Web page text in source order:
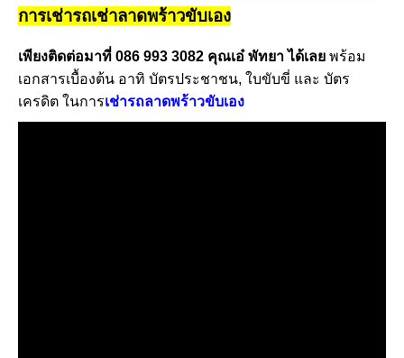
การเช่ารถเช่าลาดพร้าวขับเอง
เพียงติดต่อมาที่ 086 993 3082 คุณเอ๋ พัทยา ได้เลย พร้อม
เอกสารเบื้องต้น อาทิ บัตรประชาชน, ใบขับขี่ และ บัตร
เครดิต ในการเช่ารถลาดพร้าวขับเอง